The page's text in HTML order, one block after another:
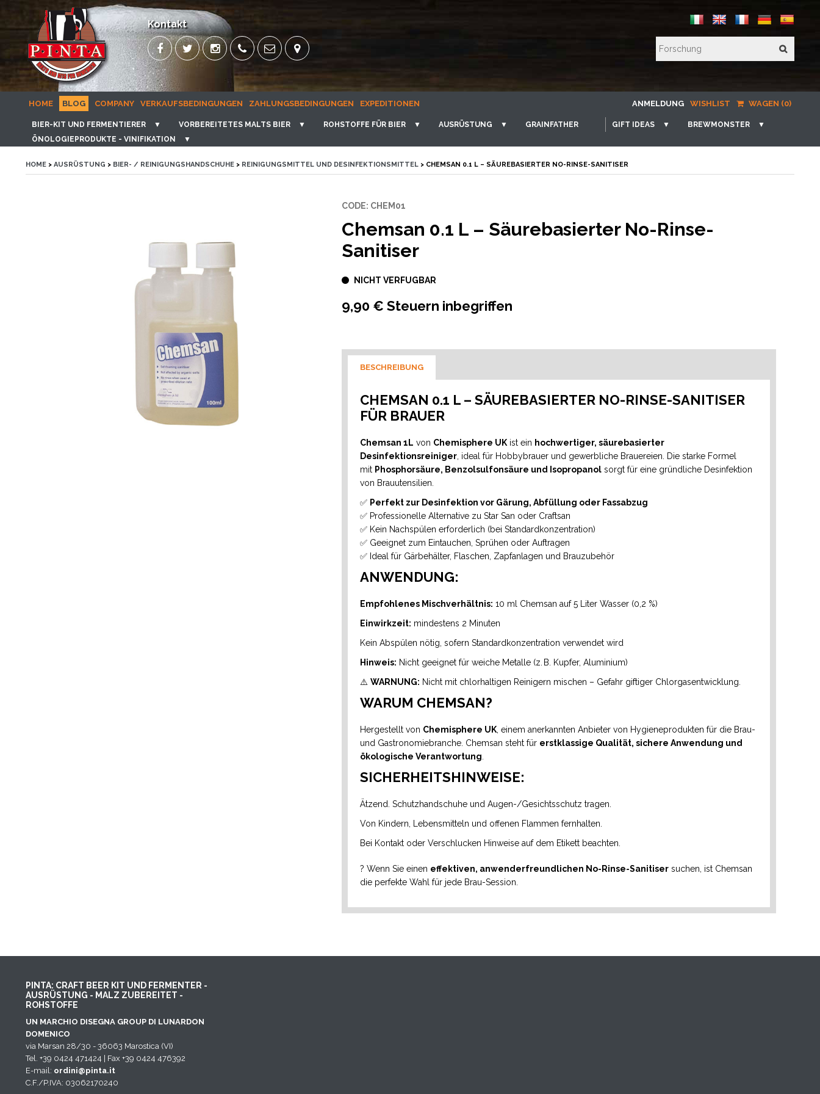
Kontakt
HOME BLOG COMPANY VERKAUFSBEDINGUNGEN ZAHLUNGSBEDINGUNGEN EXPEDITIONEN ANMELDUNG WISHLIST WAGEN (0)
BIER-KIT UND FERMENTIERER ▼ VORBEREITETES MALTS BIER ▼ ROHSTOFFE FÜR BIER ▼ AUSRÜSTUNG ▼ GRAINFATHER GIFT IDEAS ▼ BREWMONSTER
▼
ÖNOLOGIEPRODUKTE - VINIFIKATION
▼
HOME > AUSRÜSTUNG > BIER- / REINIGUNGSHANDSCHUHE > REINIGUNGSMITTEL UND DESINFEKTIONSMITTEL > CHEMSAN 0.1 L – SÄUREBASIERTER NO-RINSE-SANITISER
CODE: CHEM01
Chemsan 0.1 L – Säurebasierter No-Rinse-
Sanitiser
NICHT VERFUGBAR
9,90 € Steuern inbegriffen
BESCHREIBUNG
CHEMSAN 0.1 L – SÄUREBASIERTER NO-RINSE-SANITISER
FÜR BRAUER
Chemsan 1L von Chemisphere UKist ein hochwertiger, säurebasierter
Desinfektionsreiniger, ideal für Hobbybrauer und gewerbliche Brauereien. Die starke Formel
mit Phosphorsäure, Benzolsulfonsäure und Isopropanolsorgt für eine gründliche Desinfektion
von Brauutensilien.
✅ Perfekt zur Desinfektion vor Gärung, Abfüllung oder Fassabzug
✅ Professionelle Alternative zu Star San oder Craftsan
✅ Kein Nachspülen erforderlich (bei Standardkonzentration)
✅ Geeignet zum Eintauchen, Sprühen oder Auftragen
✅ Ideal für Gärbehälter, Flaschen, Zapfanlagen und Brauzubehör
ANWENDUNG:
Empfohlenes Mischverhältnis: 10 ml Chemsan auf 5 Liter Wasser (0,2 %)
Einwirkzeit: mindestens 2 Minuten
Kein Abspülen nötig, sofern Standardkonzentration verwendet wird
Hinweis: Nicht geeignet für weiche Metalle (z. B. Kupfer, Aluminium)
⚠️ WARNUNG: Nicht mit chlorhaltigen Reinigern mischen – Gefahr giftiger Chlorgasentwicklung.
WARUM CHEMSAN?
Hergestellt von Chemisphere UK, einem anerkannten Anbieter von Hygieneprodukten für die Brau-
und Gastronomiebranche. Chemsan steht für erstklassige Qualität, sichere Anwendung und
ökologische Verantwortung
SICHERHEITSHINWEISE:
Ätzend. Schutzhandschuhe und Augen-/Gesichtsschutz tragen.
Von Kindern, Lebensmitteln und offenen Flammen fernhalten.
Bei Kontakt oder Verschlucken Hinweise auf dem Etikett beachten.
? Wenn Sie einen effektiven, anwenderfreundlichen No-Rinse-Sanitisersuchen, ist Chemsan
die perfekte Wahl für jede Brau-Session.
PINTA: CRAFT BEER KIT UND FERMENTER -
AUSRÜSTUNG - MALZ ZUBEREITET -
ROHSTOFFE
UN MARCHIO DISEGNA GROUP DI LUNARDON
DOMENICO
via Marsan 28/30 - 36063 Marostica (VI)
Tel. +39 0424 471424 | Fax +39 0424 476392
E-mail: ordini@pinta.it
C.F./P.IVA: 03062170240